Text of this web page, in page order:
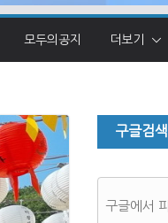
모두의공지 더보기
구글검색